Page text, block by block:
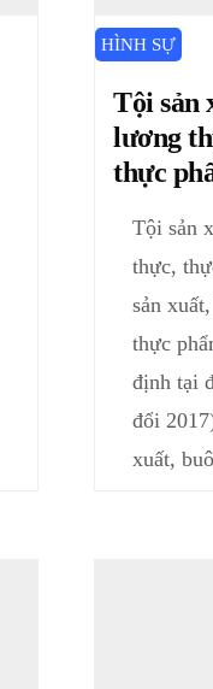
HÌNH SỰ
Tội sản
lương
thực
Tội sản
thực,
sản
thực
định tại
đổi
xuất,